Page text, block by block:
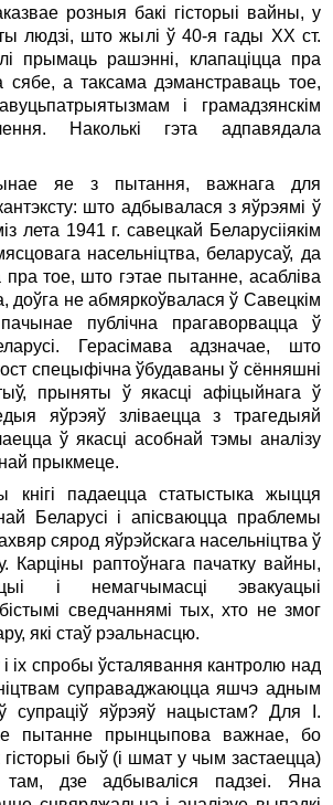
розныя бакі гісторыі вайны, у
людзі, што жылі ў 40-я гады ХХ ст.
прымаць рашэнні, клапаціцца пра
сябе, а таксама дэманстраваць тое,
і грамадзянскім
Наколькі гэта адпавядала
яе з пытання, важнага для
што адбывалася з яўрэямі ў
лета 1941 г. савецкай Беларусііякім
насельніцтва, беларусаў, да
тое, што гэтае пытанне, асабліва
доўга не абмяркоўвалася ў Савецкім
публічна прагаворвацца ў
Герасімава адзначае, што
спецыфічна ўбудаваны ў сённяшні
прыняты ў якасці афіцыйнага ў
яўрэяў зліваецца з трагедыяй
ў якасці асобнай тэмы аналізу
прыкмеце.
падаецца статыстыка жыцця
Беларусі і апісваюцца праблемы
сярод яўрэйскага насельніцтва ў
Карціны раптоўнага пачатку вайны,
і немагчымасці эвакуацыі
сведчаннямі тых, хто не змог
які стаў рэальнасцю.
іх спробы ўсталявання кантролю над
суправаджаюцца яшчэ адным
супраціў яўрэяў нацыстам? Для І.
пытанне прынцыпова важнае, бо
гісторыі быў (і шмат у чым застаецца)
там, дзе адбываліся падзеі. Яна